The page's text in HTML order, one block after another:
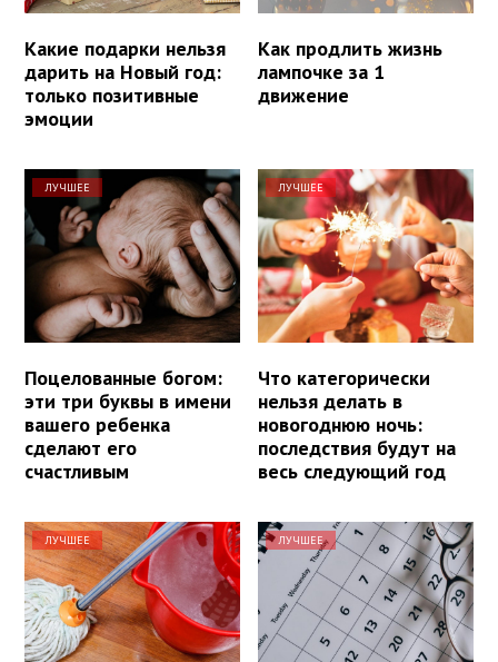
Какие подарки нельзя
дарить на Новый год:
только позитивные
эмоции
Как продлить жизнь
лампочке за 1
движение
ЛУЧШЕЕ
Поцелованные богом:
эти три буквы в имени
вашего ребенка
сделают его
счастливым
ЛУЧШЕЕ
Что категорически
нельзя делать в
новогоднюю ночь:
последствия будут на
весь следующий год
ЛУЧШЕЕ ЛУЧШЕЕ